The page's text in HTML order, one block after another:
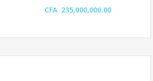
CFA 235,000,000.00